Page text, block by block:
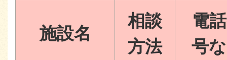
施設名
相談
方法
電
号